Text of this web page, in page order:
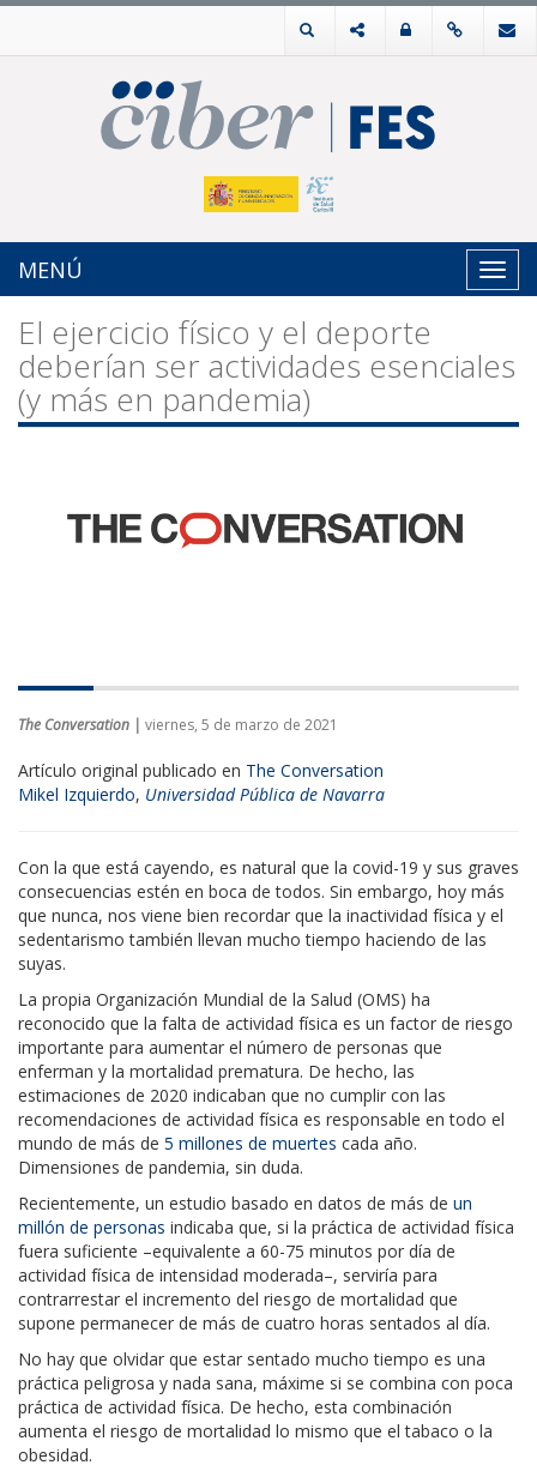
MENÚ
El ejercicio físico y el deporte
deberían ser actividades esenciales
(y más en pandemia)
The Conversation | viernes, 5 de marzo de 2021
Artículo original publicado en The Conversation
Mikel Izquierdo, Universidad Pública de Navarra
Con la que está cayendo, es natural que la covid-19 y sus graves
consecuencias estén en boca de todos. Sin embargo, hoy más
que nunca, nos viene bien recordar que la inactividad física y el
sedentarismo también llevan mucho tiempo haciendo de las
suyas.
La propia Organización Mundial de la Salud (OMS) ha
reconocido que la falta de actividad física es un factor de riesgo
importante para aumentar el número de personas que
enferman y la mortalidad prematura. De hecho, las
estimaciones de 2020 indicaban que no cumplir con las
recomendaciones de actividad física es responsable en todo el
mundo de más de 5 millones de muertes cada año.
Dimensiones de pandemia, sin duda.
Recientemente, un estudio basado en datos de más de un
millón de personas indicaba que, si la práctica de actividad física
fuera suficiente –equivalente a 60-75 minutos por día de
actividad física de intensidad moderada–, serviría para
contrarrestar el incremento del riesgo de mortalidad que
supone permanecer de más de cuatro horas sentados al día.
No hay que olvidar que estar sentado mucho tiempo es una
práctica peligrosa y nada sana, máxime si se combina con poca
práctica de actividad física. De hecho, esta combinación
aumenta el riesgo de mortalidad lo mismo que el tabaco o la
obesidad.